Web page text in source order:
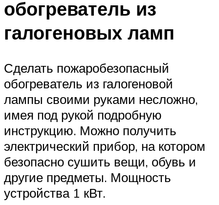
обогреватель из
галогеновых ламп
Сделать пожаробезопасный
обогреватель из галогеновой
лампы своими руками несложно,
имея под рукой подробную
инструкцию. Можно получить
электрический прибор, на котором
безопасно сушить вещи, обувь и
другие предметы. Мощность
устройства 1 кВт.